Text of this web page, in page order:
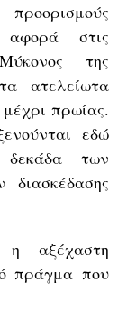
στις
της
ατελείωτα
πρωίας.
εδώ
δεκάδα των
διασκέδασης
η αξέχαστη
πράγμα που